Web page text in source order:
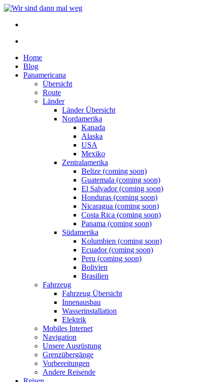
Home
Blog
Panamericana
Übersicht
Route
Länder
Länder Übersicht
Nordamerika
Kanada
Alaska
USA
Mexiko
Zentralamerika
Belize (coming soon)
Guatemala (coming soon)
El Salvador (coming soon)
Honduras (coming soon)
Nicaragua (coming soon)
Costa Rica (coming soon)
Panama (coming soon)
Südamerika
Kolumbien (coming soon)
Ecuador (coming soon)
Peru (coming soon)
Bolivien
Brasilien
Fahrzeug
Fahrzeug Übersicht
Innenausbau
Wasserinstallation
Elektrik
Mobiles Internet
Navigation
Unsere Ausrüstung
Grenzübergänge
Vorbereitungen
Andere Reisende